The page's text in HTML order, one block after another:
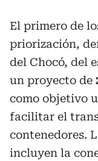
El primero de
priorización,
del Chocó, del
un proyecto de
como objetivo
facilitar el
contenedores.
incluyen la